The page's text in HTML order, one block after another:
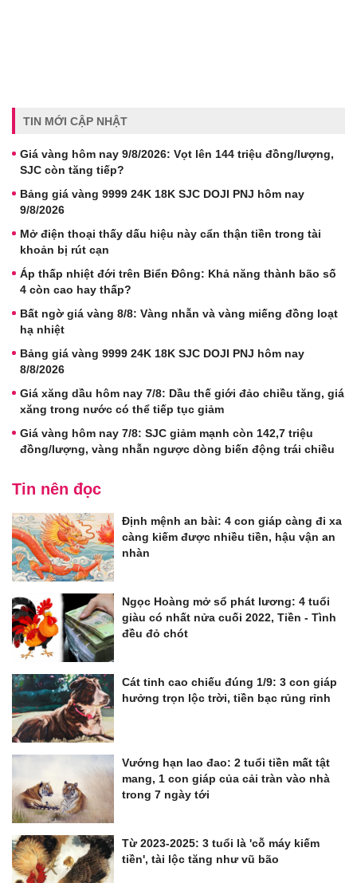
TIN MỚI CẬP NHẬT
Giá vàng hôm nay 9/8/2026: Vọt lên 144 triệu đồng/lượng,
SJC còn tăng tiếp?
Bảng giá vàng 9999 24K 18K SJC DOJI PNJ hôm nay
9/8/2026
Mở điện thoại thấy dấu hiệu này cẩn thận tiền trong tài
khoản bị rút cạn
Áp thấp nhiệt đới trên Biển Đông: Khả năng thành bão số
4 còn cao hay thấp?
Bất ngờ giá vàng 8/8: Vàng nhẫn và vàng miếng đồng loạt
hạ nhiệt
Bảng giá vàng 9999 24K 18K SJC DOJI PNJ hôm nay
8/8/2026
Giá xăng dầu hôm nay 7/8: Dầu thế giới đảo chiều tăng, giá
xăng trong nước có thể tiếp tục giảm
Giá vàng hôm nay 7/8: SJC giảm mạnh còn 142,7 triệu
đồng/lượng, vàng nhẫn ngược dòng biến động trái chiều
Tin nên đọc
Định mệnh an bài: 4 con giáp càng đi xa
càng kiếm được nhiều tiền, hậu vận an
nhàn
Ngọc Hoàng mở sổ phát lương: 4 tuổi
giàu có nhất nửa cuối 2022, Tiền - Tình
đều đỏ chót
Cát tinh cao chiếu đúng 1/9: 3 con giáp
hưởng trọn lộc trời, tiền bạc rủng rỉnh
Vướng hạn lao đao: 2 tuổi tiền mất tật
mang, 1 con giáp của cải tràn vào nhà
trong 7 ngày tới
Từ 2023-2025: 3 tuổi là 'cỗ máy kiếm
tiền', tài lộc tăng như vũ bão